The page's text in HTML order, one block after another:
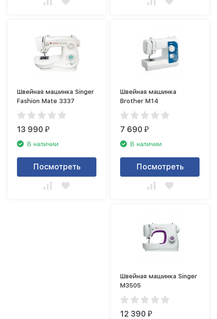
Швейная машинка Singer
Fashion Mate 3337
13 990₽
В наличии
Посмотреть
Швейная машинка
Brother M14
7 690₽
В наличии
Посмотреть
Швейная машинка Singer
M3505
12 390₽